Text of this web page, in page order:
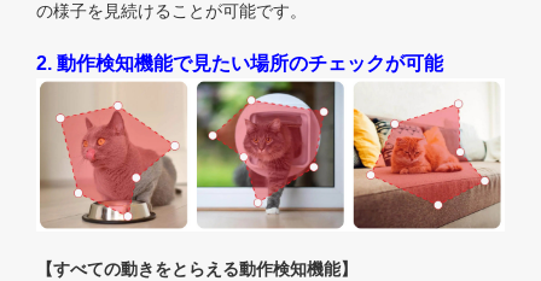
の様子を見続けることが可能です。
2. 動作検知機能で見たい場所のチェックが可能
【すべての動きをとらえる動作検知機能】